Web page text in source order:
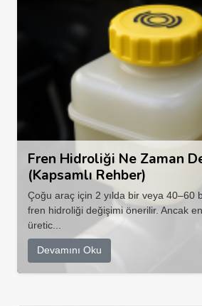
Fren Hidroliği Ne Zaman
(Kapsamlı Rehber)
Çoğu araç için 2 yılda bir veya 40–60
fren hidroliği değişimi önerilir. Ancak
üretic...
Devamını Oku